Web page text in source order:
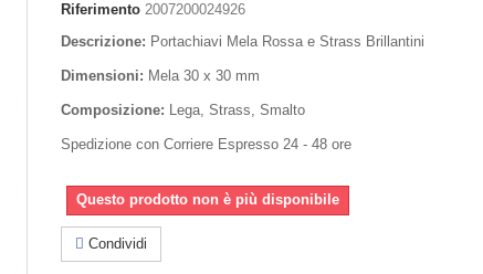
Riferimento 2007200024926
Descrizione: Portachiavi Mela Rossa e Strass Brillantini
Dimensioni: Mela 30 x 30 mm
Composizione: Lega, Strass, Smalto
Spedizione con Corriere Espresso 24 - 48 ore
Questo prodotto non è più disponibile
Condividi